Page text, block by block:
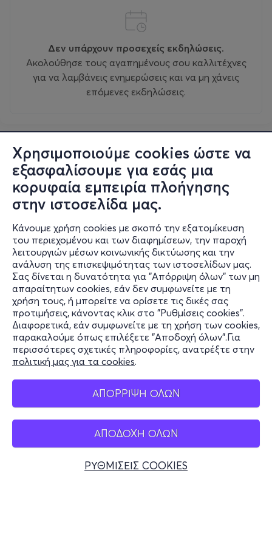
Χρησιμοποιούμε cookies ώστε να
εξασφαλίσουμε για εσάς μια
κορυφαία εμπειρία πλοήγησης
στην ιστοσελίδα μας.
Κάνουμε χρήση cookies με σκοπό την εξατομίκευση
του περιεχομένου και των διαφημίσεων, την παροχή
λειτουργιών μέσων κοινωνικής δικτύωσης και την
ανάλυση της επισκεψιμότητας των ιστοσελίδων μας.
Σας δίνεται η δυνατότητα για "Απόρριψη όλων" των μη
απαραίτητων cookies, εάν δεν συμφωνείτε με τη
χρήση τους, ή μπορείτε να ορίσετε τις δικές σας
προτιμήσεις, κάνοντας κλικ στο "Ρυθμίσεις cookies".
Διαφορετικά, εάν συμφωνείτε με τη χρήση των cookies,
παρακαλούμε όπως επιλέξετε "Αποδοχή όλων".Για
περισσότερες σχετικές πληροφορίες, ανατρέξτε στην
πολιτική μας για τα cookies.
ΑΠΟΡΡΙΨΗ ΟΛΩΝ
ΑΠΟΔΟΧΗ ΟΛΩΝ
ΡΥΘΜΙΣΕΙΣ COOKIES
Δεν υπάρχουν προσεχείς εκδηλώσεις.
Ακολούθησε τους αγαπημένους σου καλλιτέχνες
για να λαμβάνεις ενημερώσεις και να μη χάνεις
επόμενες εκδηλώσεις.
Πληροφορίες
Υποστήριξη
Stay Connected
Mobile app